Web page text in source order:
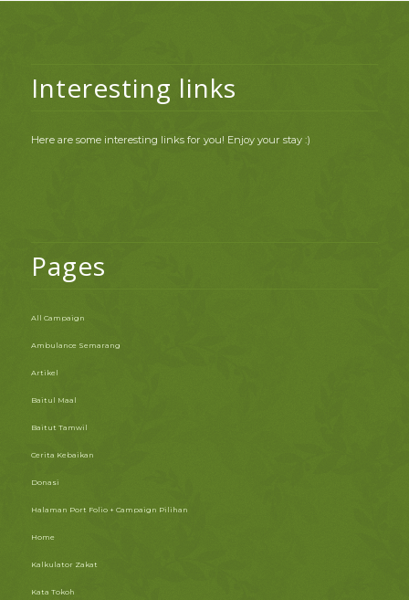
Interesting links
Here are some interesting links for you! Enjoy your stay :)
Pages
All Campaign
Ambulance Semarang
Artikel
Baitul Maal
Baitut Tamwil
Cerita Kebaikan
Donasi
Halaman Port Folio + Campaign Pilihan
Home
Kalkulator Zakat
Kata Tokoh